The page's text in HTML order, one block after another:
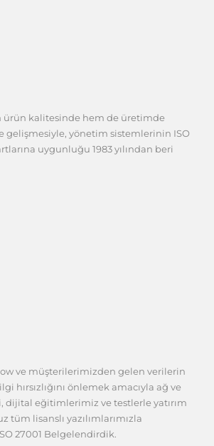
kalitesinde hem de üretimde
gelişmesiyle, yönetim sistemlerinin ISO
uygunluğu 1983 yılından beri
ve müşterilerimizden gelen verilerin
hırsızlığını önlemek amacıyla ağ ve
dijital eğitimlerimiz ve testlerle yatırım
tüm lisanslı yazılımlarımızla
27001 Belgelendirdik.